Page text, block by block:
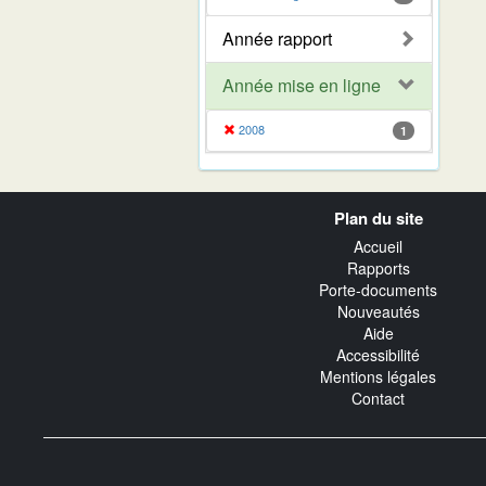
Année rapport
Année mise en ligne
2008 1
Plan du site
Accueil
Rapports
Porte-documents
Nouveautés
Aide
Accessibilité
Mentions légales
Contact